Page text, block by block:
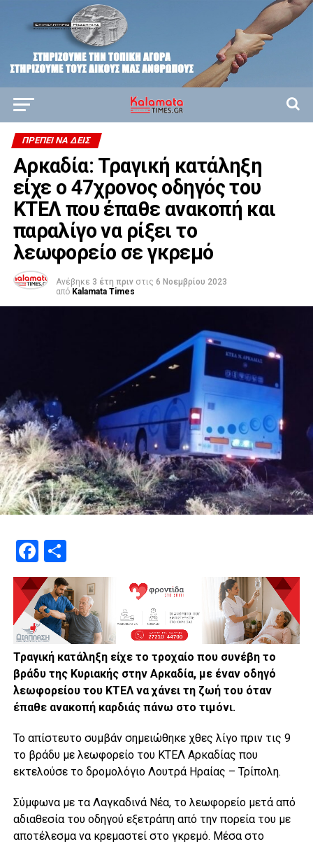
ΠΡΈΠΕΙ ΝΑ ΔΕΙΣ
Αρκαδία: Τραγική κατάληξη
είχε ο 47χρονος οδηγός του
ΚΤΕΛ που έπαθε ανακοπή και
παραλίγο να ρίξει το
λεωφορείο σε γκρεμό
Ανέβηκε 3 έτη πριν στις 6 Νοεμβρίου 2023
από Kalamata Times
Facebook
Τραγική κατάληξη είχε το τροχαίο που συνέβη το
βράδυ της Κυριακής στην Αρκαδία, με έναν οδηγό
λεωφορείου του ΚΤΕΛ να χάνει τη ζωή του όταν
έπαθε ανακοπή καρδιάς πάνω στο τιμόνι.
Το απίστευτο συμβάν σημειώθηκε χθες λίγο πριν τις 9
το βράδυ με λεωφορείο του ΚΤΕΛ Αρκαδίας που
εκτελούσε το δρομολόγιο Λουτρά Ηραίας – Τρίπολη.
Σύμφωνα με τα Λαγκαδινά Νέα, το λεωφορείο μετά από
αδιαθεσία του οδηγού εξετράπη από την πορεία του με
αποτέλεσμα να κρεμαστεί στο γκρεμό. Μέσα στο